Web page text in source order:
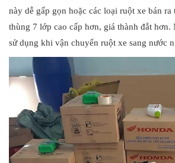
này dễ gấp gọn hoặc các loại ruột xe bán
thùng 7 lớp cao cấp hơn, giá thành đắt hơn.
sử dụng khi vận chuyển ruột xe sang nước